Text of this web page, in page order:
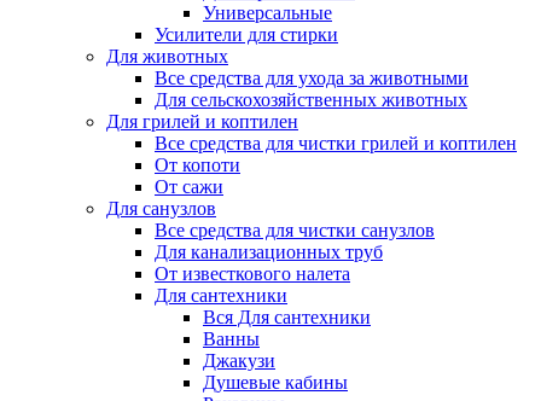
Универсальные
Усилители для стирки
Для животных
Все средства для ухода за животными
Для сельскохозяйственных животных
Для грилей и коптилен
Все средства для чистки грилей и коптилен
От копоти
От сажи
Для санузлов
Все средства для чистки санузлов
Для канализационных труб
От известкового налета
Для сантехники
Вся Для сантехники
Ванны
Джакузи
Душевые кабины